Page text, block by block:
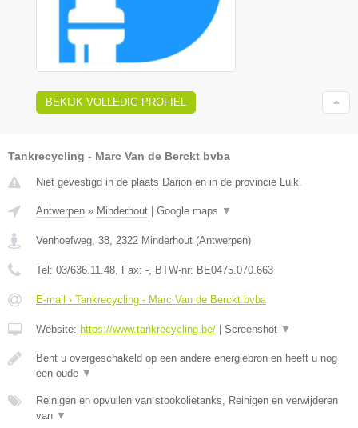
BEKIJK VOLLEDIG PROFIEL
Tankrecycling - Marc Van de Berckt bvba
Niet gevestigd in de plaats Darion en in de provincie Luik.
Antwerpen » Minderhout | Google maps ▼
Venhoefweg, 38 2322 Minderhout (Antwerpen)
Tel: 03/636.11.48 , Fax: - , BTW-nr: BE0475.070.663
E-mail › Tankrecycling - Marc Van de Berckt bvba
Website: https://www.tankrecycling.be/ | Screenshot ▼
Bent u overgeschakeld op een andere energiebron en heeft u nog
een oude ▼
Reinigen en opvullen van stookolietanks, Reinigen en verwijderen
van ▼